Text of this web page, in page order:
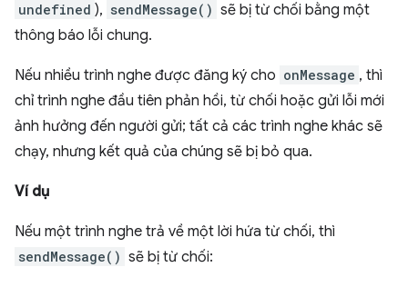
undefined ), sendMessage() sẽ bị từ chối bằng một
thông báo lỗi chung.
Nếu nhiều trình nghe được đăng ký cho onMessage , thì
chỉ trình nghe đầu tiên phản hồi, từ chối hoặc gửi lỗi mới
ảnh hưởng đến người gửi; tất cả các trình nghe khác sẽ
chạy, nhưng kết quả của chúng sẽ bị bỏ qua.
Ví dụ
Nếu một trình nghe trả về một lời hứa từ chối, thì
sendMessage() sẽ bị từ chối: